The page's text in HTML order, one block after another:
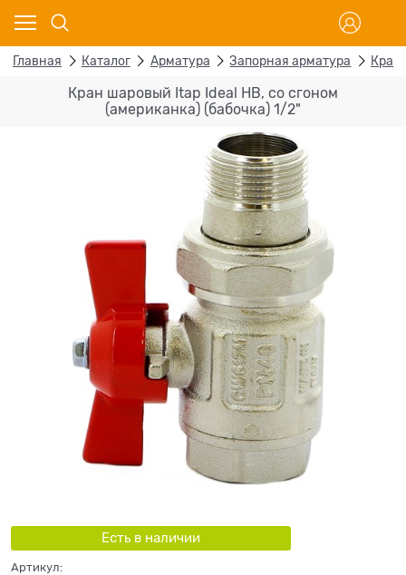
Главная Каталог Арматура Запорная арматура
Кран шаровый Itap Ideal НВ, со сгоном
(американка) (бабочка) 1/2"
Есть в наличии
Артикул: